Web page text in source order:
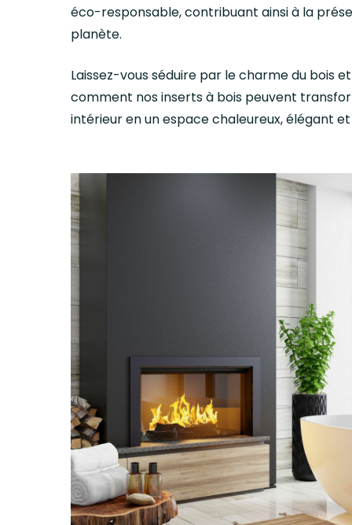
éco-responsable, contribuant ainsi à la
planète.
Laissez-vous séduire par le charme du bois
comment nos inserts à bois peuvent
intérieur en un espace chaleureux, élégant